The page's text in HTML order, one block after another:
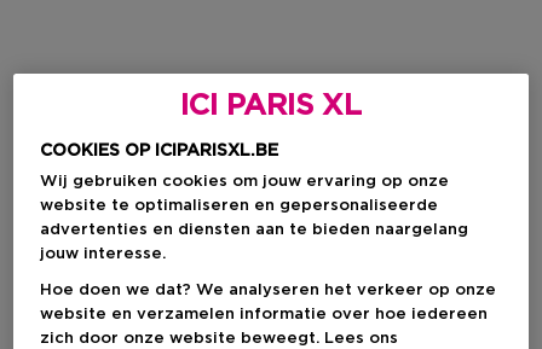
ICI PARIS XL
COOKIES OP ICIPARISXL.BE
Wij gebruiken cookies om jouw ervaring op onze
website te optimaliseren en gepersonaliseerde
advertenties en diensten aan te bieden naargelang
jouw interesse.
Hoe doen we dat? We analyseren het verkeer op onze
website en verzamelen informatie over hoe iedereen
zich door onze website beweegt. Lees ons